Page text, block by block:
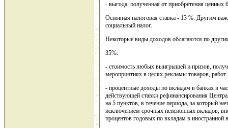
- выгода, полученная от приобретения ценных
Основная налоговая ставка - 13 %. Другим
социальный налог.
Некоторые виды доходов облагаются по
35%:
- стоимость любых выигрышей и призов,
мероприятиях в целях рекламы товаров, работ
- процентные доходы по вкладам в банках в
действующей ставки рефинансирования
на 5 пунктов, в течение периода, за который
исключением срочных пенсионных вкладов,
процентов годовых по вкладам в иностранной